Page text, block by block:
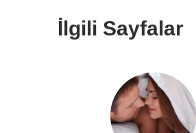
İlgili Sayfalar